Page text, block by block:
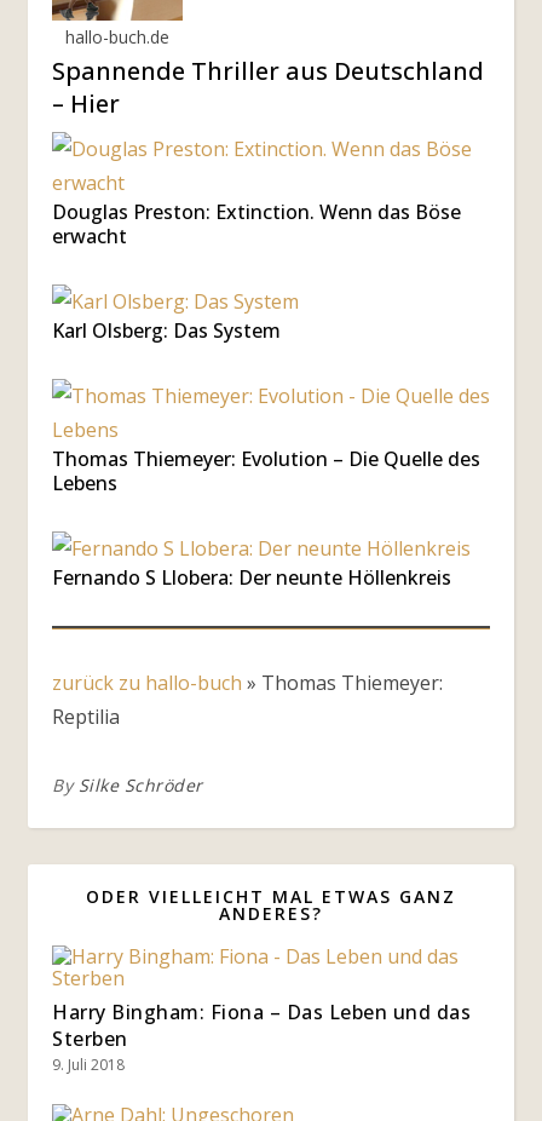
hallo-buch.de
Spannende Thriller aus Deutschland
– Hier
Douglas Preston: Extinction. Wenn das Böse
erwacht
Karl Olsberg: Das System
Thomas Thiemeyer: Evolution – Die Quelle des
Lebens
Fernando S Llobera: Der neunte Höllenkreis
zurück zu hallo-buch » Thomas Thiemeyer:
Reptilia
By Silke Schröder
ODER VIELLEICHT MAL ETWAS GANZ
ANDERES?
Harry Bingham: Fiona – Das Leben und das
Sterben
9. Juli 2018